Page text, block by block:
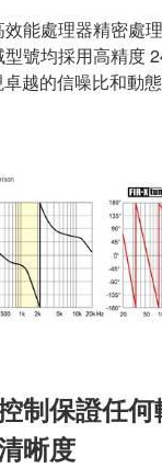
能處理器精密處
號均採用高精度
越的信噪比和動態
制保證任
晰度